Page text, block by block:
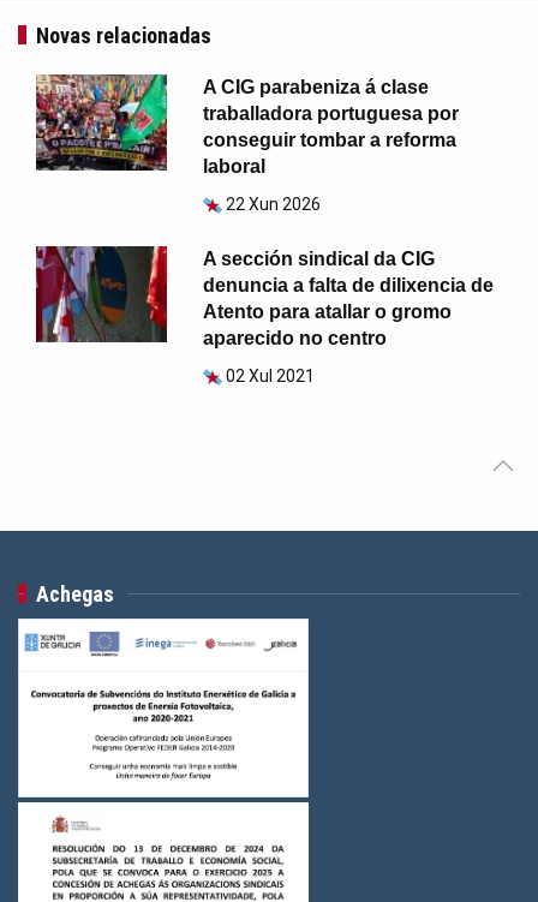
Novas relacionadas
A CIG parabeniza á clase
traballadora portuguesa por
conseguir tombar a reforma
laboral
22 Xun 2026
A sección sindical da CIG
denuncia a falta de dilixencia de
Atento para atallar o gromo
aparecido no centro
02 Xul 2021
Achegas